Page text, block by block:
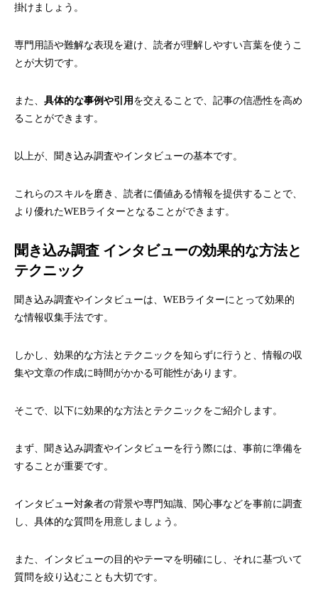
掛けましょう。
専門用語や難解な表現を避け、読者が理解しやすい言葉を使うこ
とが大切です。
また、 具体的な事例や引用 を交えることで、記事の信憑性を高め
ることができます。
以上が、聞き込み調査やインタビューの基本です。
これらのスキルを磨き、読者に価値ある情報を提供することで、
より優れたWEBライターとなることができます。
聞き込み調査 インタビューの効果的な方法と
テクニック
聞き込み調査やインタビューは、WEBライターにとって効果的
な情報収集手法です。
しかし、効果的な方法とテクニックを知らずに行うと、情報の収
集や文章の作成に時間がかかる可能性があります。
そこで、以下に効果的な方法とテクニックをご紹介します。
まず、聞き込み調査やインタビューを行う際には、事前に準備を
することが重要です。
インタビュー対象者の背景や専門知識、関心事などを事前に調査
し、具体的な質問を用意しましょう。
また、インタビューの目的やテーマを明確にし、それに基づいて
質問を絞り込むことも大切です。